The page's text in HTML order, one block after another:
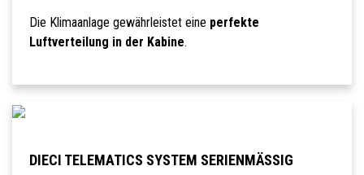
Die Klimaanlage gewährleistet eine perfekte
Luftverteilung in der Kabine.
DIECI TELEMATICS SYSTEM SERIENMÄSSIG